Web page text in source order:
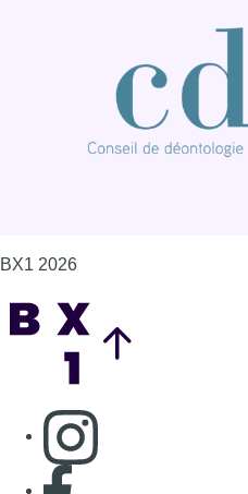
BX1 2026
Consulter page
Consulter page